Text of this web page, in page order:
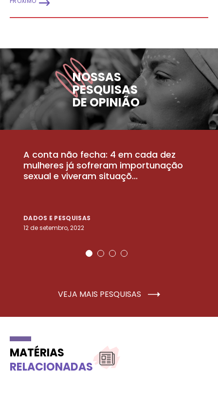
NOSSAS
PESQUISAS
DE OPINIÃO
A conta não fecha: 4 em cada dez
mulheres já sofreram importunação
sexual e viveram situaçõ...
DADOS E PESQUISAS
12 de setembro, 2022
VEJA MAIS PESQUISAS
MATÉRIAS
RELACIONADAS